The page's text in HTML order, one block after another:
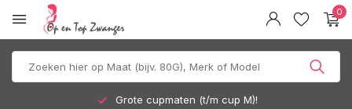
0
Grote cupmaten (t/m cup M)!